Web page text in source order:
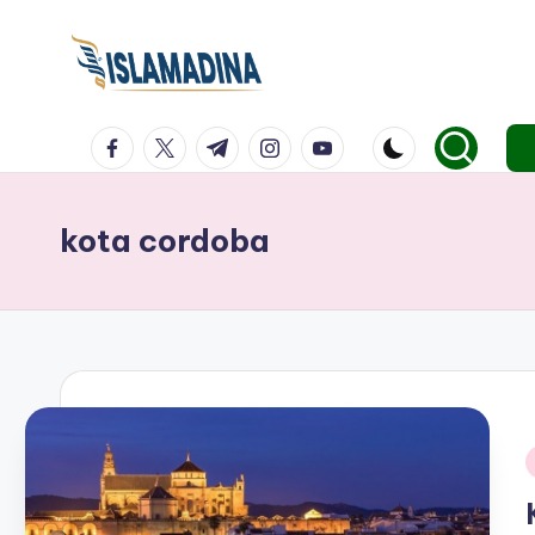
facebook.com
twitter.com
t.me instagram.com
youtube.com
kota cordoba